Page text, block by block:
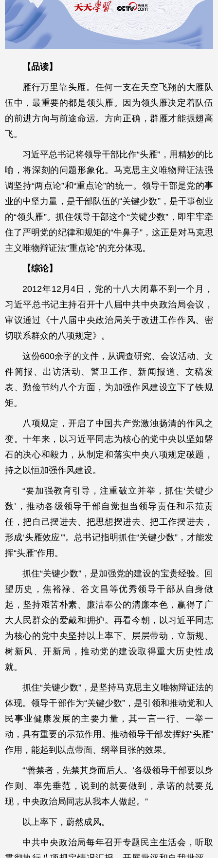
【品读】
雁行万里靠头雁。任何一支在天空飞翔的大雁队
伍中，最重要的都是领头雁。因为领头雁决定着队伍
的前进方向与前途命运。方向正确，群雁才能振翅高
飞。
习近平总书记将领导干部比作“头雁”，用精妙的比
喻，将深刻的问题形象化。马克思主义唯物辩证法强
调坚持“两点论”和“重点论”的统一。领导干部是党的事
业的中坚力量，是干部队伍的“关键少数”，是干事创业
的“领头雁”。抓住领导干部这个“关键少数”，即牢牢牵
住了严明党的纪律和规矩的“牛鼻子”，这正是对马克思
主义唯物辩证法“重点论”的充分体现。
【综论】
2012年12月4日，党的十八大闭幕不到一个月，
习近平总书记主持召开十八届中共中央政治局会议，
审议通过《十八届中央政治局关于改进工作作风、密
切联系群众的八项规定》。
这份600余字的文件，从调查研究、会议活动、文
件简报、出访活动、警卫工作、新闻报道、文稿发
表、勤俭节约八个方面，为加强作风建设立下了铁规
矩。
八项规定，开启了中国共产党激浊扬清的作风之
变。十年来，以习近平同志为核心的党中央以坚如磐
石的决心和毅力，从制定和落实中央八项规定破题，
持之以恒加强作风建设。
“要加强教育引导，注重破立并举，抓住‘关键少
数’，推动各级领导干部自觉担当领导责任和示范责
任，把自己摆进去、把思想摆进去、把工作摆进去，
形成‘头雁效应’”。总书记指明抓住“关键少数”，才能发
挥“头雁”作用。
抓住“关键少数”，是加强党的建设的宝贵经验。回
望历史，焦裕禄、谷文昌等优秀领导干部从自身做
起，坚持艰苦朴素、廉洁奉公的清廉本色，赢得了广
大人民群众的爱戴和拥护。再看今朝，以习近平同志
为核心的党中央坚持以上率下、层层带动，立新规、
树新风、开新局，推动党的建设取得重大历史性成
就。
抓住“关键少数”，是坚持马克思主义唯物辩证法的
体现。领导干部作为“关键少数”，是引领和推动党和人
民事业健康发展的主要力量，其一言一行、一举一
动，具有重要的示范作用。推动领导干部发挥好“头雁”
作用，能起到以点带面、纲举目张的效果。
“‘善禁者，先禁其身而后人。’各级领导干部要以身
作则、率先垂范，说到的就要做到，承诺的就要兑
现，中央政治局同志从我本人做起。”
以上率下，蔚然成风。
中共中央政治局每年召开专题民主生活会，听取